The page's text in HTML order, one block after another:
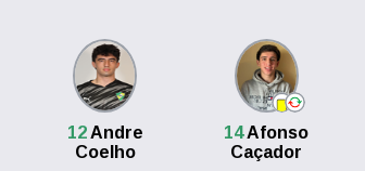
12Andre
Coelho
14Afonso
Caçador